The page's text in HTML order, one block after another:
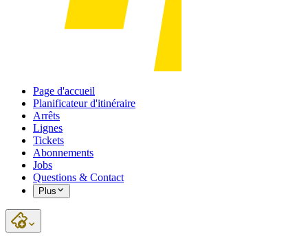
Page d'accueil
Planificateur d'itinéraire
Arrêts
Lignes
Tickets
Abonnements
Jobs
Questions & Contact
Plus